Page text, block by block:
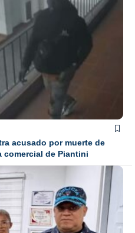
acusado por muerte de
comercial de Piantini